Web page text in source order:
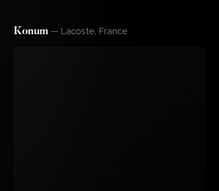
Konum — Lacoste, France